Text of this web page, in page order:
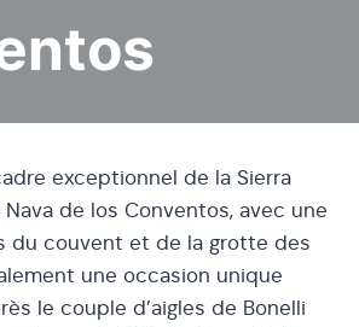
exceptionnel de la Sierra
Nava de los Conventos, avec une
du couvent et de la grotte des
une occasion unique
le couple d’aigles de Bonelli